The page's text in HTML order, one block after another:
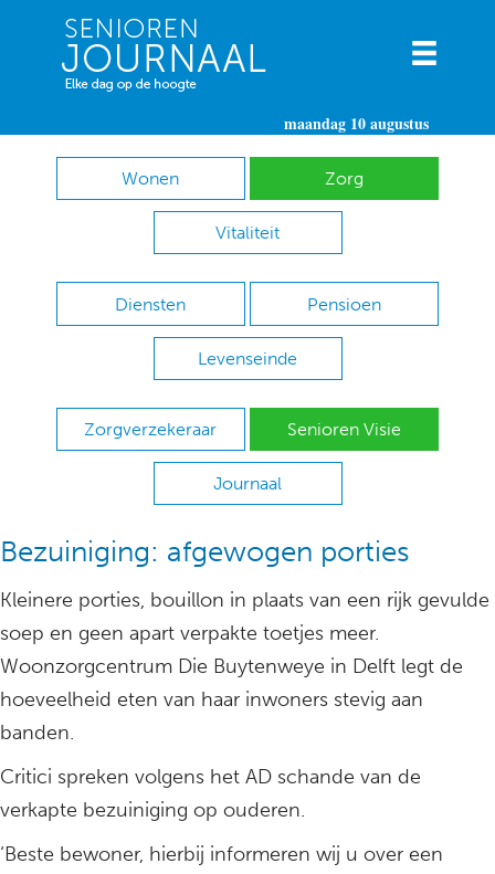
maandag 10 augustus
Wonen Zorg
Vitaliteit
Diensten Pensioen
Levenseinde
Zorgverzekeraar Senioren Visie
Journaal
Bezuiniging: afgewogen porties
Kleinere porties, bouillon in plaats van een rijk gevulde
soep en geen apart verpakte toetjes meer.
Woonzorgcentrum Die Buytenweye in Delft legt de
hoeveelheid eten van haar inwoners stevig aan
banden.
Critici spreken volgens het AD schande van de
verkapte bezuiniging op ouderen.
‘Beste bewoner, hierbij informeren wij u over een